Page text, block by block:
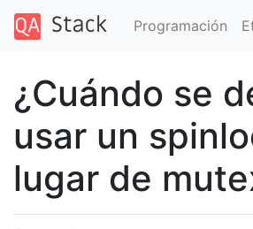
Programación
¿Cuándo se
usar un
lugar de